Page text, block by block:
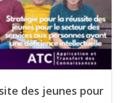
des jeunes pour